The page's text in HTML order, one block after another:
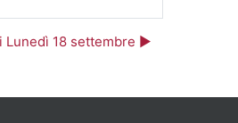
Lunedì 18 settembre ▶︎